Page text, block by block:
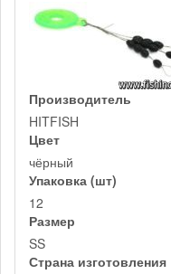
Производитель
HITFISH
Цвет
чёрный
Упаковка (шт)
12
Размер
SS
Страна изготовления